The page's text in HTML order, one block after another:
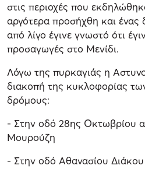
στις περιοχές που
αργότερα προσήχθη και ένας
από λίγο έγινε γνωστό ότι
προσαγωγές στο Μενίδι.
Λόγω της πυρκαγιάς η
διακοπή της κυκλοφορίας
δρόμους:
- Στην οδό 28ης Οκτωβρίου
Μουρούζη
- Στην οδό Αθανασίου